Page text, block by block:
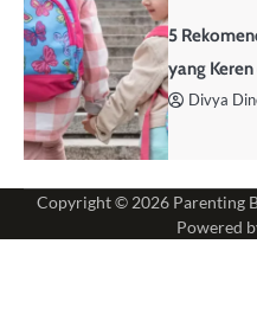
5
yang
Divya
Copyright © 2026 Parenting
Powered